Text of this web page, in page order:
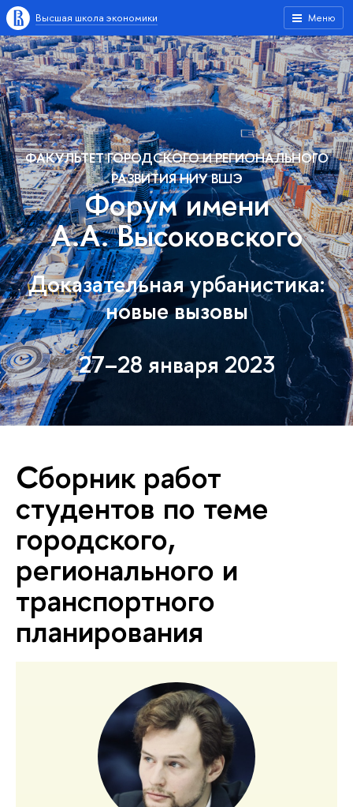
Меню
Высшая школа экономики
ФАКУЛЬТЕТ ГОРОДСКОГО И РЕГИОНАЛЬНОГО
РАЗВИТИЯ НИУ ВШЭ
Форум имени
А.А. Высоковского
Доказательная урбанистика:
новые вызовы
27–28 января 2023
Сборник работ
студентов по теме
городского,
регионального и
транспортного
планирования